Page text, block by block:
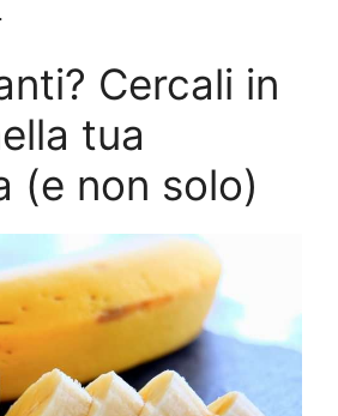
Cercali in
tua
(e non solo)